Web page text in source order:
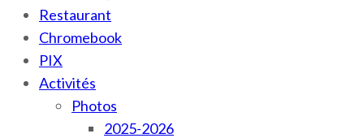
Restaurant
Chromebook
PIX
Activités
Photos
2025-2026